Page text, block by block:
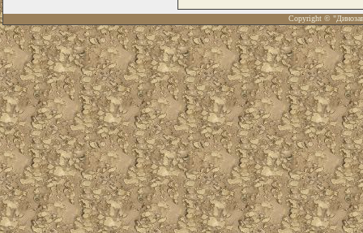
Copyright ©